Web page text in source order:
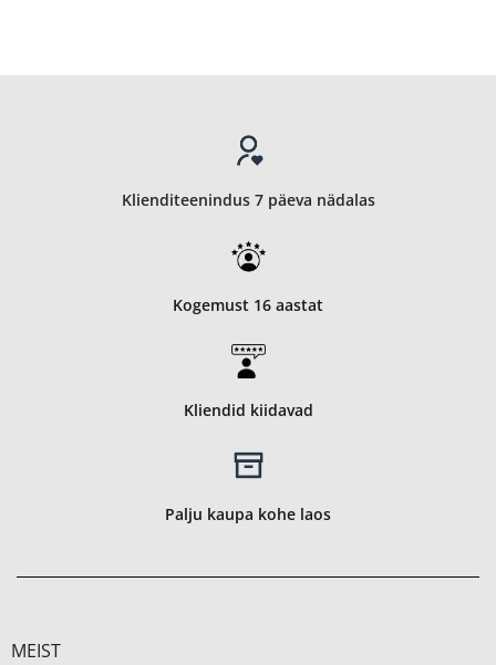
Klienditeenindus 7 päeva nädalas
Kogemust 16 aastat
Kliendid kiidavad
Palju kaupa kohe laos
MEIST